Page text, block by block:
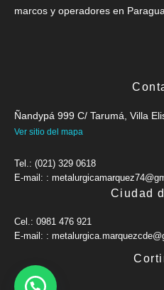
marcos y operadores en
Ñandypá 999 C/ Tarumá, Villa
Ver sitio del mapa
Tel.: (021) 329 0618
E-mail: :
Ciudad
Cel.: 0981 476 921
E-mail: :